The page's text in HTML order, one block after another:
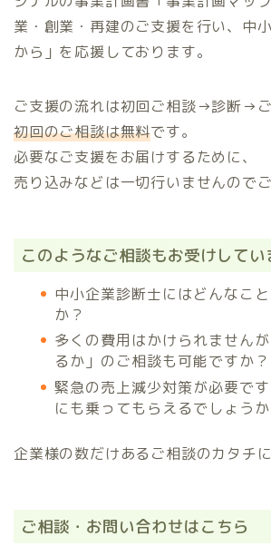
業・創業・再建のご支援を行い、中
から」を応援しております。
ご支援の流れは初回ご相談→診断→ご
初回のご相談は無料です。
必要なご支援をお届けするために、
売り込みなどは一切行いませんので
このようなご相談もお受けしてい
中小企業診断士にはどんなこ
か？
多くの費用はかけられません
るか」のご相談も可能ですか？
緊急の売上減少対策が必要で
にも乗ってもらえるでしょうか
企業様の数だけあるご相談のカタチ
ご相談・お問い合わせはこちら